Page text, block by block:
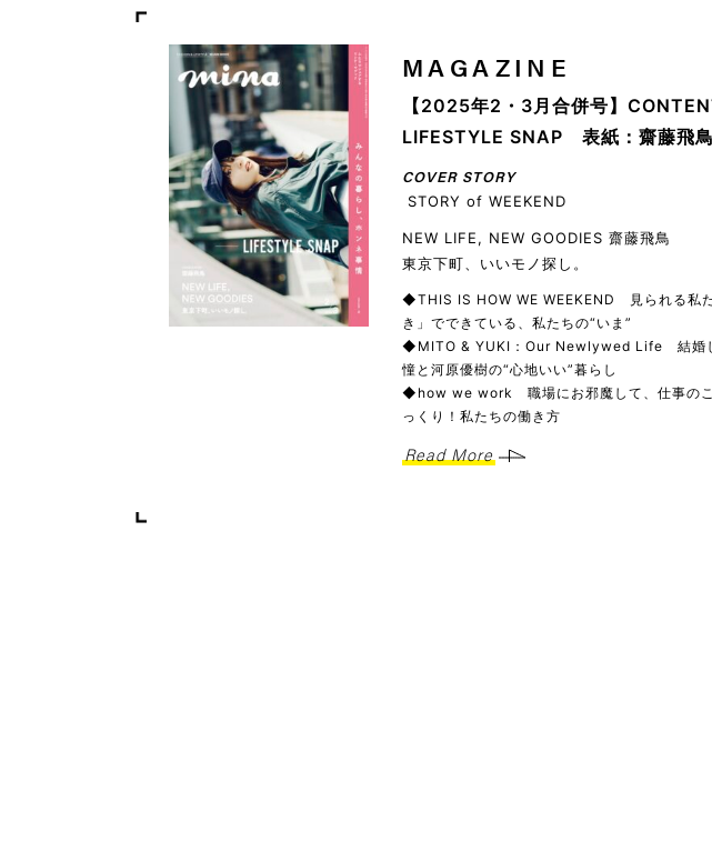
MAGAZINE
【2025年2・3月合併号】
LIFESTYLE SNAP 表紙：齋藤飛鳥
COVER STORY
STORY of WEEKEND
NEW LIFE, NEW GOODIES 齋藤飛鳥
東京下町、いいモノ探し。
◆THIS IS HOW WE WEEKEND 見られる私
き」でできている、私たちの“いま”
◆MITO & YUKI：Our Newlywed Life 結婚し
憧と河原優樹の“心地いい”暮らし
◆how we work 職場にお邪魔して、仕事のこ
っくり！私たちの働き方
Read More